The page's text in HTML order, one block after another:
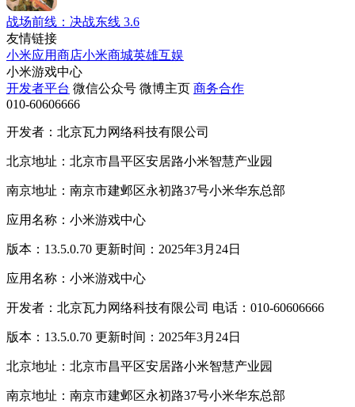
战场前线：决战东线 3.6
友情链接
小米应用商店小米商城英雄互娱
小米游戏中心
开发者平台 微信公众号 微博主页 商务合作
010-60606666
开发者：北京瓦力网络科技有限公司
北京地址：北京市昌平区安居路小米智慧产业园
南京地址：南京市建邺区永初路37号小米华东总部
应用名称：小米游戏中心
版本：13.5.0.70 更新时间：2025年3月24日
应用名称：小米游戏中心
开发者：北京瓦力网络科技有限公司 电话：010-60606666
版本：13.5.0.70 更新时间：2025年3月24日
北京地址：北京市昌平区安居路小米智慧产业园
南京地址：南京市建邺区永初路37号小米华东总部